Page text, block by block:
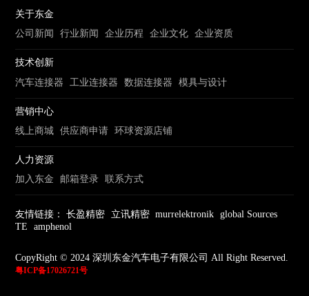
关于东金
公司新闻
行业新闻 企业历程 企业文化 企业资质
技术创新
汽车连接器
工业连接器 数据连接器 模具与设计
营销中心
线上商城 供应商申请 环球资源店铺
人力资源
加入东金
邮箱登录 联系方式
友情链接：长盈精密 立讯精密 murrelektronik global Sources
TE
amphenol
CopyRight © 2024 深圳东金汽车电子有限公司 All Right Reserved.
粤ICP备17026721号